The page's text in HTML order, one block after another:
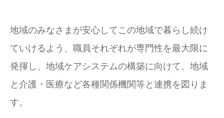
地域のみなさまが安心してこの地域で暮らし続け
ていけるよう、職員それぞれが専門性を最大限に
発揮し、地域ケアシステムの構築に向けて、地域
と介護・医療など各種関係機関等と連携を図りま
す。